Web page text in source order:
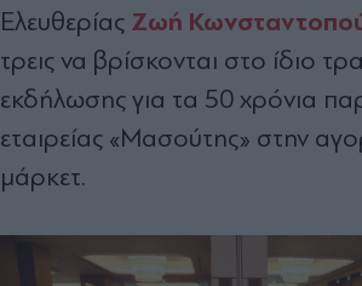
Ελευθερίας Ζωή
τρεις να βρίσκονται στο ίδιο
εκδήλωσης για τα 50 χρόνια
εταιρείας «Μασούτης» στην
μάρκετ.